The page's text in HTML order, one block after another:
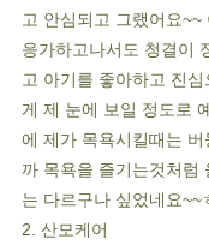
고 안심되고 그랬어요~~
응가하고나서도 청결이
고 아기를 좋아하고 진
게 제 눈에 보일 정도로
에 제가 목욕시킬때는
까 목욕을 즐기는것처럼
는 다르구나 싶었네요~~
2. 산모케어